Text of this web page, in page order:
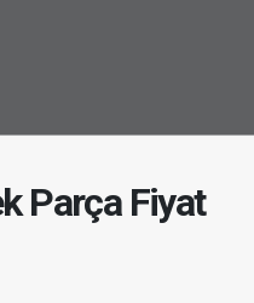
Parça Fiyat